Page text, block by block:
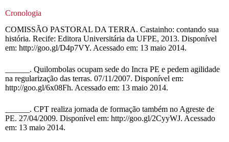
Cronologia
COMISSÃO PASTORAL DA TERRA. Castainho: contando sua
história. Recife: Editora Universitária da UFPE, 2013. Disponível
em: http://goo.gl/D4p7VY. Acessado em: 13 maio 2014.
______. Quilombolas ocupam sede do Incra PE e pedem agilidade
na regularização das terras. 07/11/2007. Disponível em:
http://goo.gl/6x08Fh. Acessado em: 13 maio 2014.
______. CPT realiza jornada de formação também no Agreste de
PE. 27/04/2009. Disponível em: http://goo.gl/2CyyWJ. Acessado
em: 13 maio 2014.